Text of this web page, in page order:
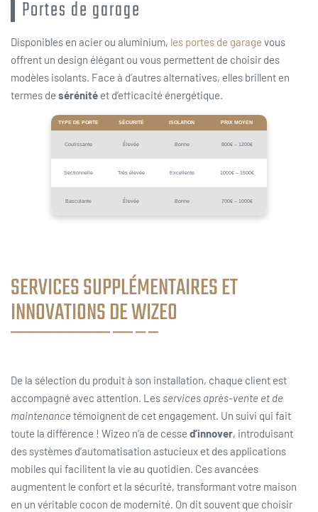
Portes de garage
Disponibles en acier ou aluminium, les portes de garage vous
offrent un design élégant ou vous permettent de choisir des
modèles isolants. Face à d’autres alternatives, elles brillent en
termes de sérénité et d’efficacité énergétique.
TYPE DE PORTE SÉCURITÉ ISOLATION PRIX MOYEN
Coulissante Élevée Bonne 800€ – 1200€
Sectionnelle Très élevée Excellente 1000€ – 1500€
Basculante Élevée Bonne 700€ – 1000€
SERVICES SUPPLÉMENTAIRES ET
INNOVATIONS DE WIZEO
De la sélection du produit à son installation, chaque client est
accompagné avec attention. Les services après-vente et de
maintenance témoignent de cet engagement. Un suivi qui fait
toute la différence ! Wizeo n’a de cesse d’innover, introduisant
des systèmes d’automatisation astucieux et des applications
mobiles qui facilitent la vie au quotidien. Ces avancées
augmentent le confort et la sécurité, transformant votre maison
en un véritable cocon de modernité. On dit souvent que choisir